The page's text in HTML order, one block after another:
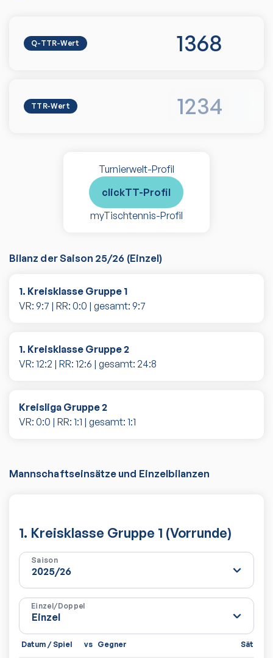
Q-TTR-Wert 1368
TTR-Wert 1234
Turnierwelt-Profil
clickTT-Profil
myTischtennis-Profil
Bilanz der Saison 25/26 (Einzel)
1. Kreisklasse Gruppe 1
VR: 9:7 | RR: 0:0 | gesamt: 9:7
1. Kreisklasse Gruppe 2
VR: 12:2 | RR: 12:6 | gesamt: 24:8
Kreisliga Gruppe 2
VR: 0:0 | RR: 1:1 | gesamt: 1:1
Mannschaftseinsätze und Einzelbilanzen
1. Kreisklasse Gruppe 1 (Vorrunde)
Saison
Einzel/Doppel
Datum / Spiel vs Gegner Sätze